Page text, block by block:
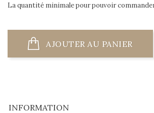
La quantité minimale pour pouvoir
AJOUTER AU PANIER
INFORMATION